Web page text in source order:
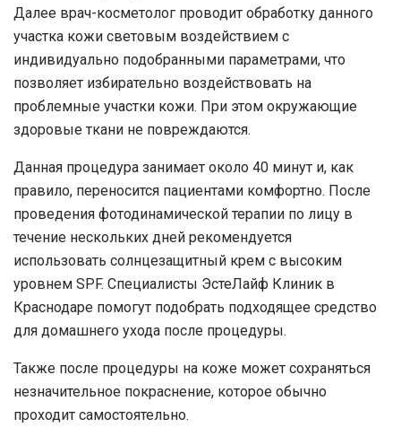
Далее врач-косметолог проводит обработку данного
участка кожи световым воздействием с
индивидуально подобранными параметрами, что
позволяет избирательно воздействовать на
проблемные участки кожи. При этом окружающие
здоровые ткани не повреждаются.
Данная процедура занимает около 40 минут и, как
правило, переносится пациентами комфортно. После
проведения фотодинамической терапии по лицу в
течение нескольких дней рекомендуется
использовать солнцезащитный крем с высоким
уровнем SPF. Специалисты ЭстеЛайф Клиник в
Краснодаре помогут подобрать подходящее средство
для домашнего ухода после процедуры.
Также после процедуры на коже может сохраняться
незначительное покраснение, которое обычно
проходит самостоятельно.